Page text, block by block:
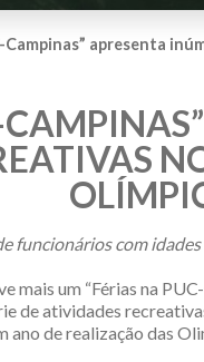
Campinas” apresenta
funcionários com
mais um “Férias na
de atividades
ano de realização das